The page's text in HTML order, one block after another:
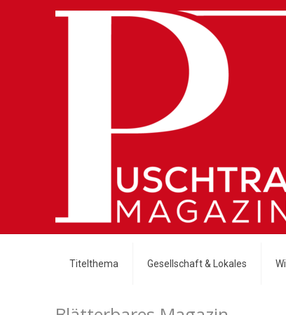
Titelthema Gesellschaft & Lokales